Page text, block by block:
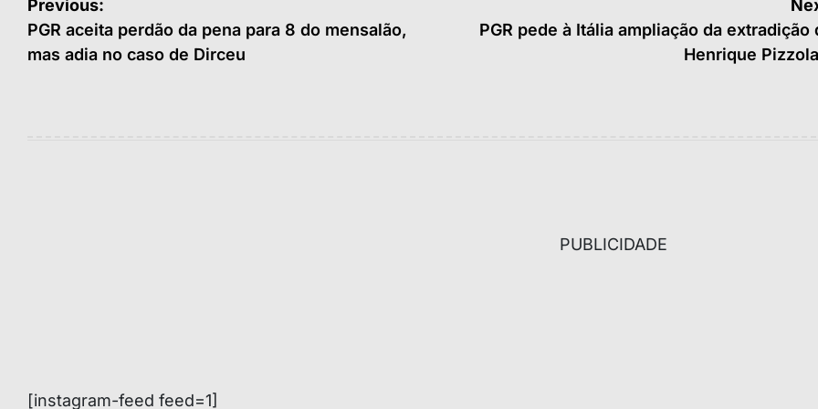
de
Post
Previous:
PGR aceita perdão da pena para 8 do mensalão,
mas adia no caso de Dirceu
PGR pede à Itália ampliação da extradição
Henrique
PUBLICIDADE
[instagram-feed feed=1]